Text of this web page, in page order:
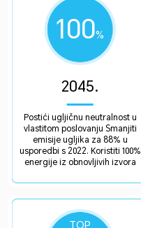
100%
2045.
Postići ugljičnu neutralnost u
vlastitom poslovanju Smanjiti
emisije ugljika za 88% u
usporedbi s 2022. Koristiti 100%
energije iz obnovljivih izvora
TOP